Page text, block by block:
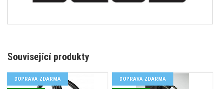
Související produkty
DOPRAVA ZDARMA DOPRAVA ZDARMA